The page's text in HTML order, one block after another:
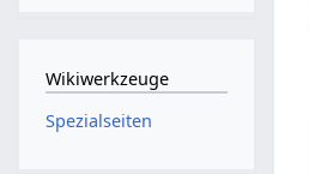
Wikiwerkzeuge
Spezialseiten